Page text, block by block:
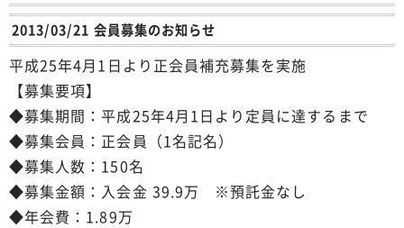
2013/03/21 会員募集のお知らせ
平成25年4月1日より正会員補充募集を実施
【募集要項】
◆募集期間：平成25年4月1日より定員に達するまで
◆募集会員：正会員（1名記名）
◆募集人数：150名
◆募集金額：入会金 39.9万 ※預託金なし
◆年会費：1.89万